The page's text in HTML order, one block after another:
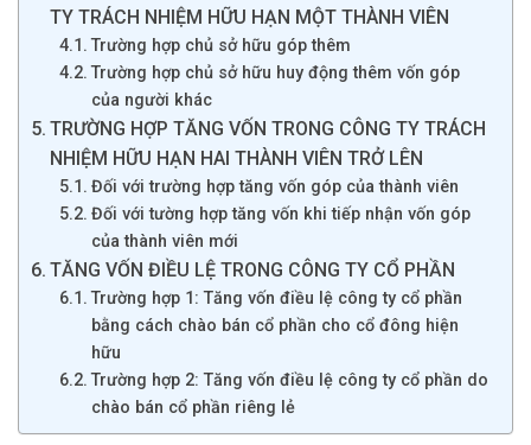
TY TRÁCH NHIỆM HỮU HẠN MỘT THÀNH VIÊN
Trường hợp chủ sở hữu góp thêm
Trường hợp chủ sở hữu huy động thêm vốn góp
của người khác
TRƯỜNG HỢP TĂNG VỐN TRONG CÔNG TY TRÁCH
NHIỆM HỮU HẠN HAI THÀNH VIÊN TRỞ LÊN
Đối với trường hợp tăng vốn góp của thành viên
Đối với tường hợp tăng vốn khi tiếp nhận vốn góp
của thành viên mới
TĂNG VỐN ĐIỀU LỆ TRONG CÔNG TY CỔ PHẦN
Trường hợp 1: Tăng vốn điều lệ công ty cổ phần
bằng cách chào bán cổ phần cho cổ đông hiện
hữu
Trường hợp 2: Tăng vốn điều lệ công ty cổ phần do
chào bán cổ phần riêng lẻ